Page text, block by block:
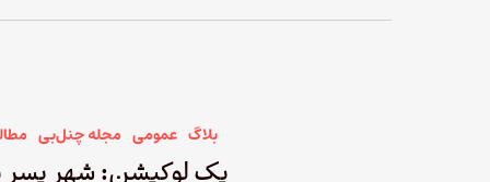
بلاگ عمومی مجله چنل‌بی